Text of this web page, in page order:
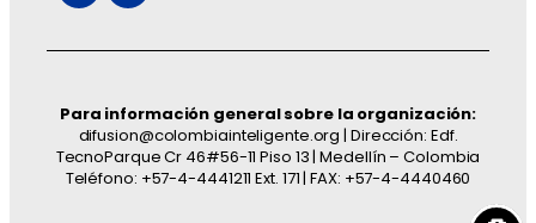
Para información general sobre la organización:
difusion@colombiainteligente.org | Dirección: Edf.
TecnoParque Cr 46#56-11 Piso 13 | Medellín – Colombia
Teléfono: +57-4-4441211 Ext. 171 | FAX: +57-4-4440460